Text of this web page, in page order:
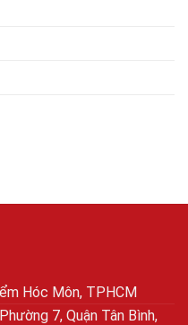
Hóc Môn, TPHCM
7, Quận Tân Bình,